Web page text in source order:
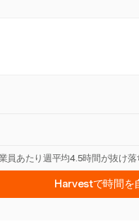
あたり週平均4.5時間が抜け
Harvestで時間を